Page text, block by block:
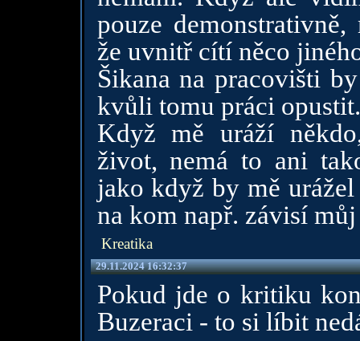
pouze
že uvnitř cítí něco
Šikana na pracovišti
kvůli tomu práci opustit.
Když mě uráží
život, nemá to ani
jako když by mě
na kom např. závisí
Kreatika
29.11.2024 16:32:37
Pokud jde o kritiku
Buzeraci - to si líbit